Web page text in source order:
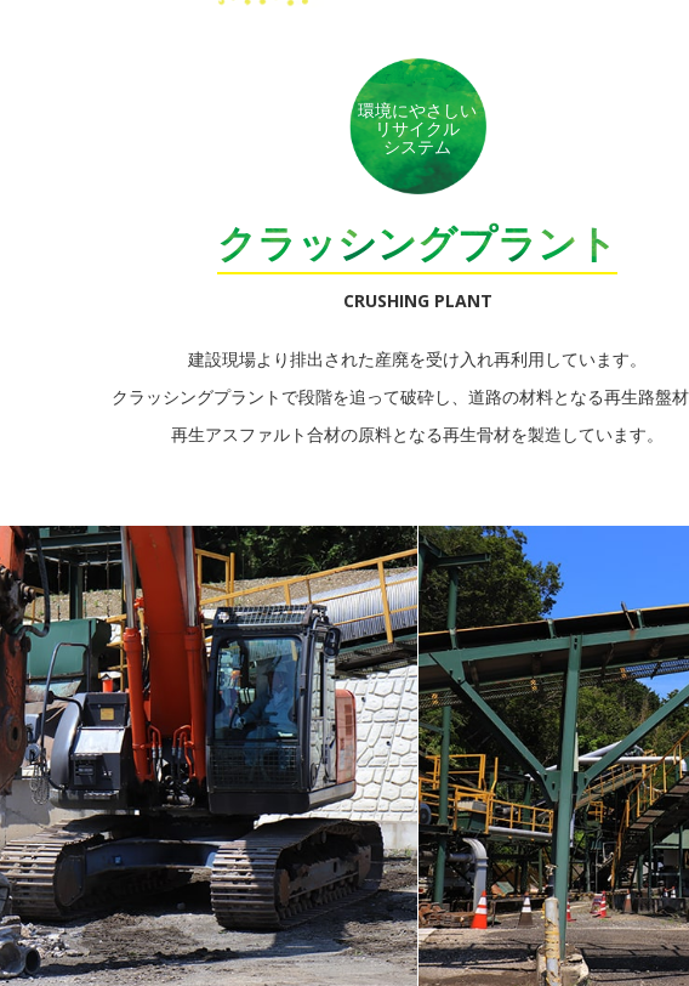
環境にやさしい
リサイクル
システム
クラッシングプラント
CRUSHING PLANT
建設現場より排出された産廃を受け入れ再利用しています。
クラッシングプラントで段階を追って破砕し、道路の材料となる再生路盤
再生アスファルト合材の原料となる再生骨材を製造しています。